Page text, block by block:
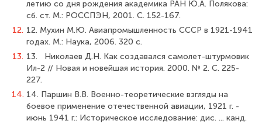
летию со дня рождения академика РАН Ю.А. Полякова:
сб. ст. М.: РОССПЭН, 2001. С. 152-167.
12. 12. Мухин М.Ю. Авиапромышленность СССР в 1921-1941
годах. М.: Наука, 2006. 320 с.
13. 13. Николаев Д.Н. Как создавался самолет-штурмовик
Ил-2 // Новая и новейшая история. 2000. № 2. С. 225-
227.
14. 14. Паршин В.В. Военно-теоретические взгляды на
боевое применение отечест­венной авиации, 1921 г. -
июнь 1941 г.: Историческое исследование: дис. ... канд.